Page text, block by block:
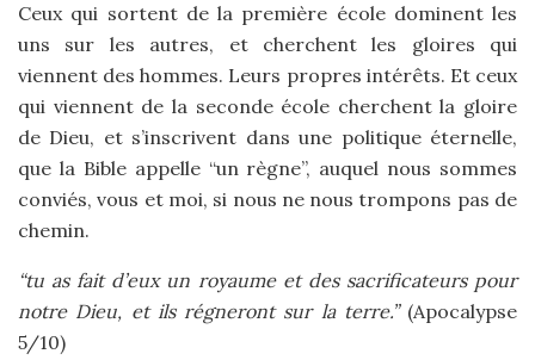
Ceux qui sortent de la première école dominent les
uns sur les autres, et cherchent les gloires qui
viennent des hommes. Leurs propres intérêts. Et ceux
qui viennent de la seconde école cherchent la gloire
de Dieu, et s’inscrivent dans une politique éternelle,
que la Bible appelle “un règne”, auquel nous sommes
conviés, vous et moi, si nous ne nous trompons pas de
chemin.
“tu as fait d’eux un royaume et des sacrificateurs pour
notre Dieu, et ils régneront sur la terre.”(Apocalypse
5/10)